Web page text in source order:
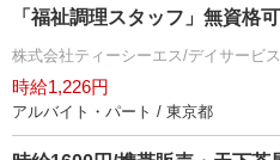
「福祉調理スタッフ」無資格
株式会社ティーシーエス/デイサービ
時給1,226円
アルバイト・パート / 東京都